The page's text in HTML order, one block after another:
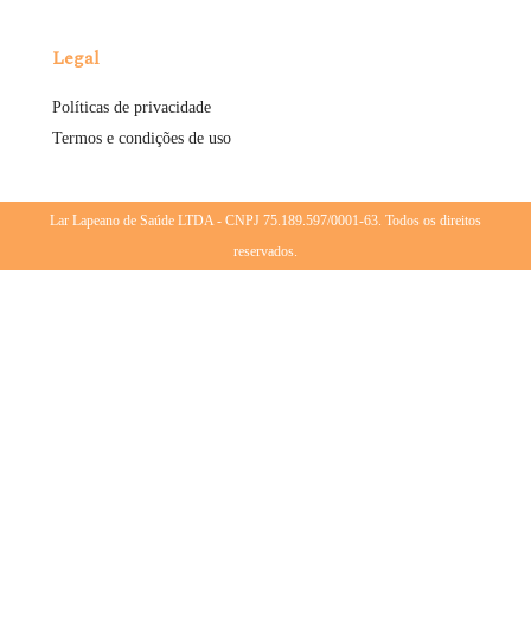
Legal
Políticas de privacidade
Termos e condições de uso
Lar Lapeano de Saúde LTDA - CNPJ 75.189.597/0001-63. Todos os direitos
reservados.